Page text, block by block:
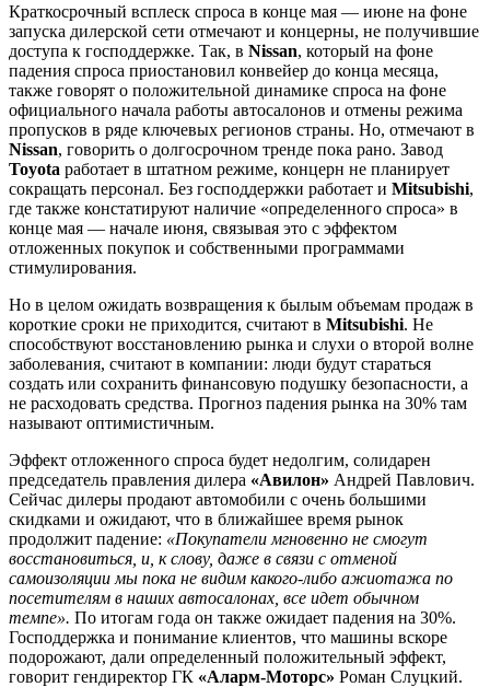
Краткосрочный всплеск спроса в конце мая — июне на фоне
запуска дилерской сети отмечают и концерны, не получившие
доступа к господдержке. Так, в Nissan, который на фоне
падения спроса приостановил конвейер до конца месяца,
также говорят о положительной динамике спроса на фоне
официального начала работы автосалонов и отмены режима
пропусков в ряде ключевых регионов страны. Но, отмечают в
Nissan, говорить о долгосрочном тренде пока рано. Завод
Toyota работает в штатном режиме, концерн не планирует
сокращать персонал. Без господдержки работает и Mitsubishi,
где также констатируют наличие «определенного спроса» в
конце мая — начале июня, связывая это с эффектом
отложенных покупок и собственными программами
стимулирования.
Но в целом ожидать возвращения к былым объемам продаж в
короткие сроки не приходится, считают в Mitsubishi. Не
способствуют восстановлению рынка и слухи о второй волне
заболевания, считают в компании: люди будут стараться
создать или сохранить финансовую подушку безопасности, а
не расходовать средства. Прогноз падения рынка на 30% там
называют оптимистичным.
Эффект отложенного спроса будет недолгим, солидарен
председатель правления дилера «Авилон» Андрей Павлович.
Сейчас дилеры продают автомобили с очень большими
скидками и ожидают, что в ближайшее время рынок
продолжит падение: «Покупатели мгновенно не смогут
восстановиться, и, к слову, даже в связи с отменой
самоизоляции мы пока не видим какого-либо ажиотажа по
посетителям в наших автосалонах, все идет обычном
темпе». По итогам года он также ожидает падения на 30%.
Господдержка и понимание клиентов, что машины вскоре
подорожают, дали определенный положительный эффект,
говорит гендиректор ГК «Аларм-Моторс» Роман Слуцкий.